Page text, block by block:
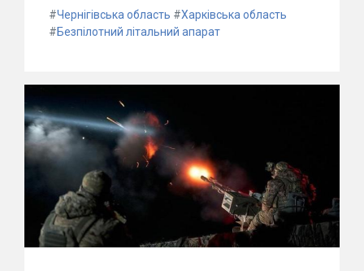
#Чернігівська область #Харківська область
#Безпілотний літальний апарат